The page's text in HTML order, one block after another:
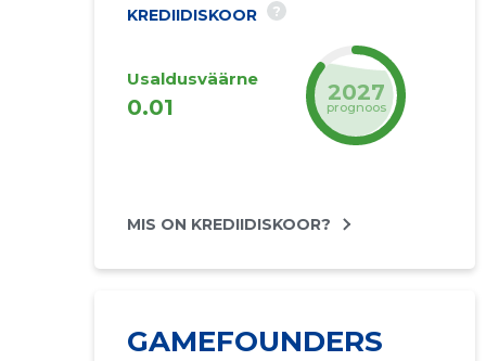
KREDIIDISKOOR ?
Usaldusväärne
0.01
2027
prognoos
MIS ON KREDIIDISKOOR?
GAMEFOUNDERS